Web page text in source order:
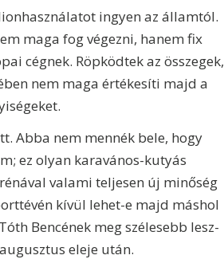
ingyen az államtól.
maga fog végezni, hanem fix
cégnek. Röpködtek az összegek,
nem maga értékesíti majd a
Abba nem mennék bele, hogy
ez olyan karavános-kutyás
valami teljesen új minőség
kívül lehet-e majd máshol
Bencének meg szélesebb lesz-
eleje után.